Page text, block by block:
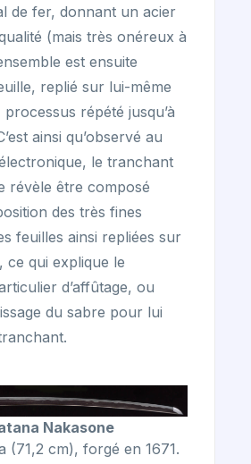
de fer, donnant un acier
(mais très onéreux à
est ensuite
replié sur lui-même
répété jusqu’à
ainsi qu’observé au
le tranchant
révèle être composé
des très fines
feuilles ainsi repliées sur
ce qui explique le
d’affûtage, ou
du sabre pour lui
Nakasone
(71,2 cm), forgé en 1671.